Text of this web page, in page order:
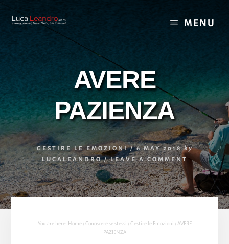
content
footer
MENU
AVERE
PAZIENZA
GESTIRE LE EMOZIONI/ 6 MAY 2018 by
LUCALEANDRO /LEAVE A COMMENT
You are here: Home / Conoscere se stessi / Gestire le Emozioni /AVERE
PAZIENZA